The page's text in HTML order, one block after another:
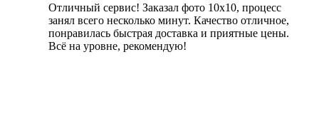
Отличный сервис! Заказал фото 10х10, процесс
занял всего несколько минут. Качество отличное,
понравилась быстрая доставка и приятные цены.
Всё на уровне, рекомендую!